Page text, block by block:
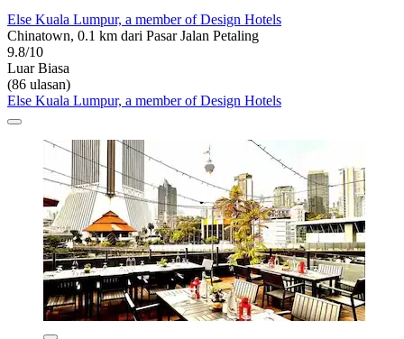
Else Kuala Lumpur, a member of Design Hotels
Chinatown, 0.1 km dari Pasar Jalan Petaling
9.8/10
Luar Biasa
(86 ulasan)
Else Kuala Lumpur, a member of Design Hotels